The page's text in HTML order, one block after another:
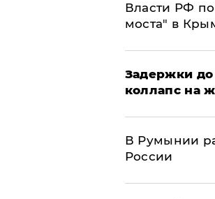
Власти РФ
моста" в
Задержки до
коллапс на
В Румынии
России